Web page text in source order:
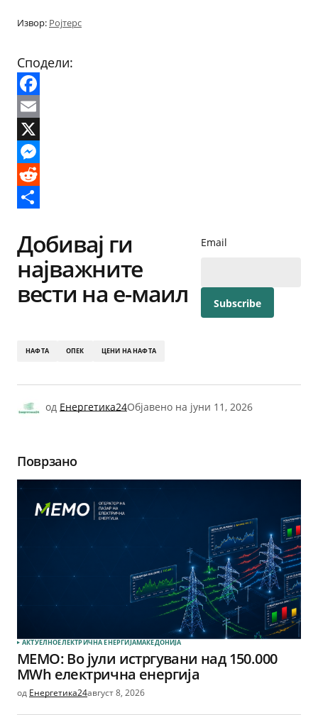
Извор: Ројтерс
Сподели:
Facebook
Email
X
Messenger
Reddit
Добивај ги
најважните
вести на е-маил
Email
НАФТА ОПЕК ЦЕНИ НА НАФТА
од Енергетика24Објавено на јуни 11, 2026
Поврзано
АКТУЕЛНОЕЛЕКТРИЧНА ЕНЕРГИЈАМАКЕДОНИЈА
МЕМО: Во јули истргувани над 150.000
MWh електрична енергија
од Енергетика24август 8, 2026